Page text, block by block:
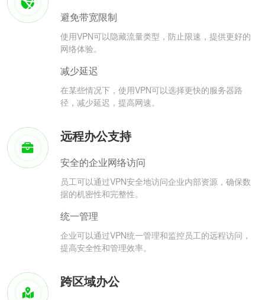
避免带宽限制
使用VPN可以隐藏流量类型，防止限速，提供更好的
网络体验。
减少延迟
在某些情况下，使用VPN可以选择更快的服务器路
径，减少延迟，提高网速。
远程办公支持
安全的企业网络访问
员工可以通过VPN安全地访问企业内部资源，确保数
据的机密性和完整性。
统一管理
企业可以通过VPN统一管理和监控员工的远程访问，
提高安全性和管理效率。
跨区域办公